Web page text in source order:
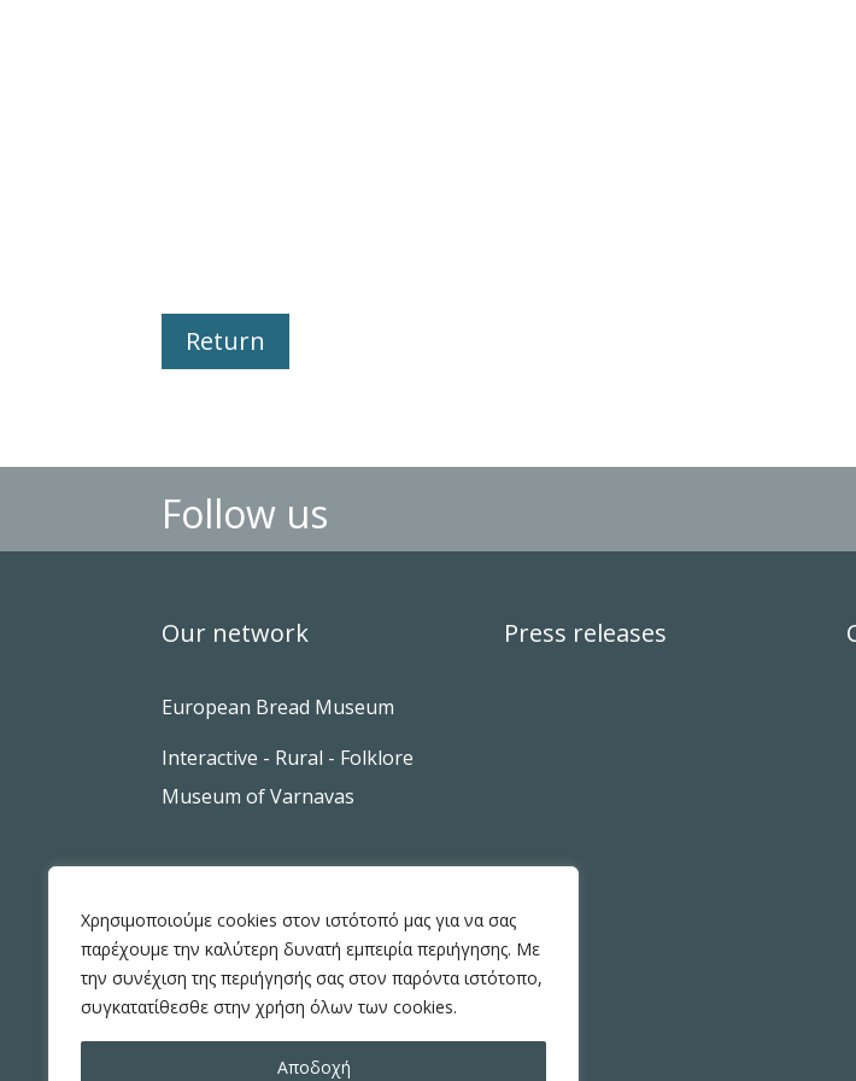
Χρησιμοποιούμε cookies στον ιστότοπό μας για να σας
παρέχουμε την καλύτερη δυνατή εμπειρία περιήγησης. Με
την συνέχιση της περιήγησής σας στον παρόντα ιστότοπο,
συγκατατίθεσθε στην χρήση όλων των cookies.
Αποδοχή
Return
Follow us
Our network
European Bread Museum
Interactive - Rural - Folklore
Museum of Varnavas
Press releases